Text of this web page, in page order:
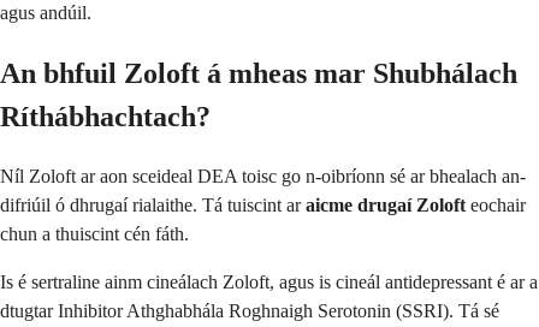
agus andúil.
An bhfuil Zoloft á mheas mar Shubhálach
Ríthábhachtach?
Níl Zoloft ar aon sceideal DEA toisc go n-oibríonn sé ar bhealach an-
difriúil ó dhrugaí rialaithe. Tá tuiscint araicme drugaí Zoloft eochair
chun a thuiscint cén fáth.
Is é sertraline ainm cineálach Zoloft, agus is cineál antidepressant é ar a
dtugtar Inhibitor Athghabhála Roghnaigh Serotonin (SSRI). Tá sé